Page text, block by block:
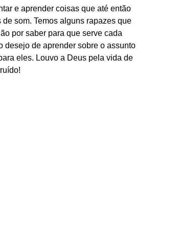
e aprender coisas que até então
som. Temos alguns rapazes que
por saber para que serve cada
desejo de aprender sobre o assunto
eles. Louvo a Deus pela vida de